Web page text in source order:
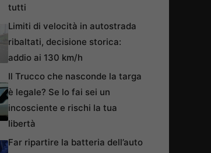
tutti
Limiti di velocità in autostrada
ribaltati, decisione storica:
addio ai 130 km/h
Il Trucco che nasconde la targa
è legale? Se lo fai sei un
incosciente e rischi la tua
libertà
Far ripartire la batteria dell’auto